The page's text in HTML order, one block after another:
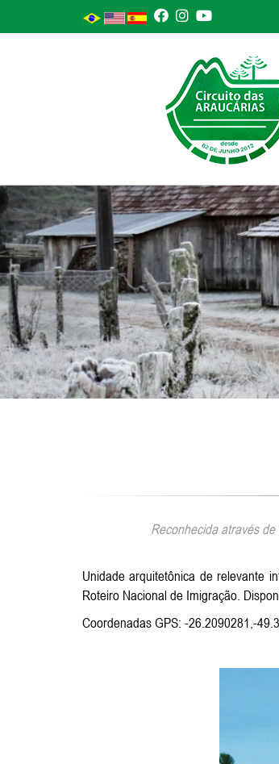
Reconhecida através
Unidade arquitetônica de relevante
Roteiro Nacional de Imigração.
Coordenadas GPS: -26.2090281,-